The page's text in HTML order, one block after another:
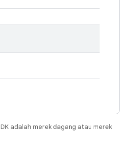
adalah merek dagang atau merek